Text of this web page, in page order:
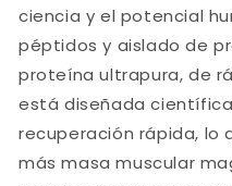
ciencia y el potencial
péptidos y aislado de
proteína ultrapura, de
está diseñada
recuperación rápida, lo
más masa muscular